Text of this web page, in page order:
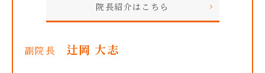
院長紹介はこちら
副院長 辻岡 大志